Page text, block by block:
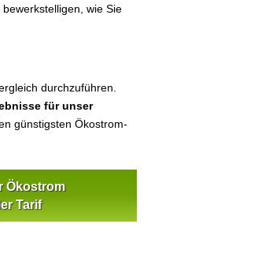
wie Sie
durchzuführen.
für unser
günstigsten Ökostrom-
Ökostrom
Tarif